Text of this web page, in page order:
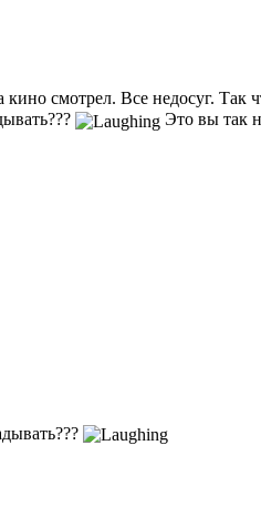
смотрел. Все недосуг. Так
Это вы так